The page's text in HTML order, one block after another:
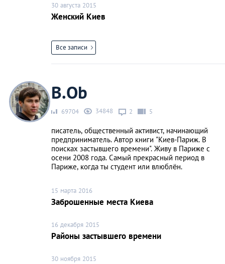
30 августа 2015
Женский Киев
Все записи
B.Ob
69704 34848 2 5
писатель, общественный активист, начинающий
предприниматель. Автор книги "Киев-Париж. В
поисках застывшего времени". Живу в Париже с
осени 2008 года. Самый прекрасный период в
Париже, когда ты студент или влюблён.
15 марта 2016
Заброшенные места Киева
16 декабря 2015
Районы застывшего времени
30 ноября 2015